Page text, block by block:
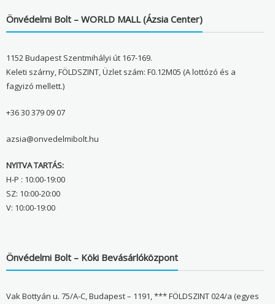
Önvédelmi Bolt – WORLD MALL (Ázsia Center)
1152 Budapest Szentmihályi út 167-169.
Keleti szárny, FÖLDSZINT, Üzlet szám: F0.12M05 (A lottózó és a
fagyizó mellett.)
+36 30 379 09 07
azsia@onvedelmibolt.hu
NYITVA TARTÁS:
H-P : 10:00-19:00
SZ: 10:00-20:00
V: 10:00-19:00
Önvédelmi Bolt – Köki Bevásárlóközpont
Vak Bottyán u. 75/A-C, Budapest – 1191, *** FÖLDSZINT 024/a (egyes